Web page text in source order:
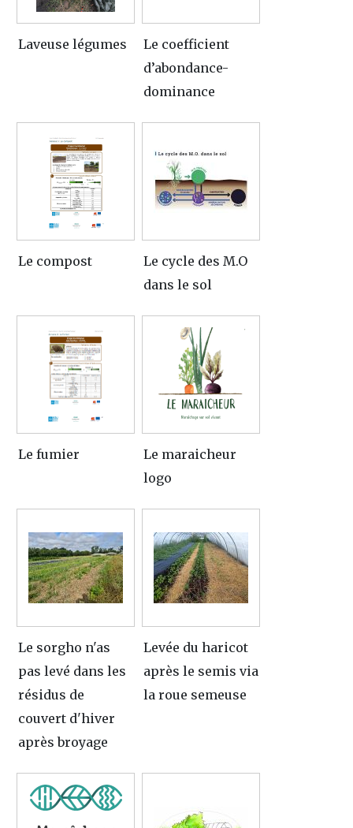
Laveuse légumes
Le coefficient
d’abondance-
dominance
Le compost
Le cycle des M.O
dans le sol
Le fumier
Le maraicheur
logo
Le sorgho n'as
pas levé dans les
résidus de
couvert d'hiver
après broyage
Levée du haricot
après le semis via
la roue semeuse